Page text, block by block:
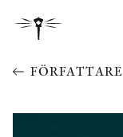
FÖRFATTARE